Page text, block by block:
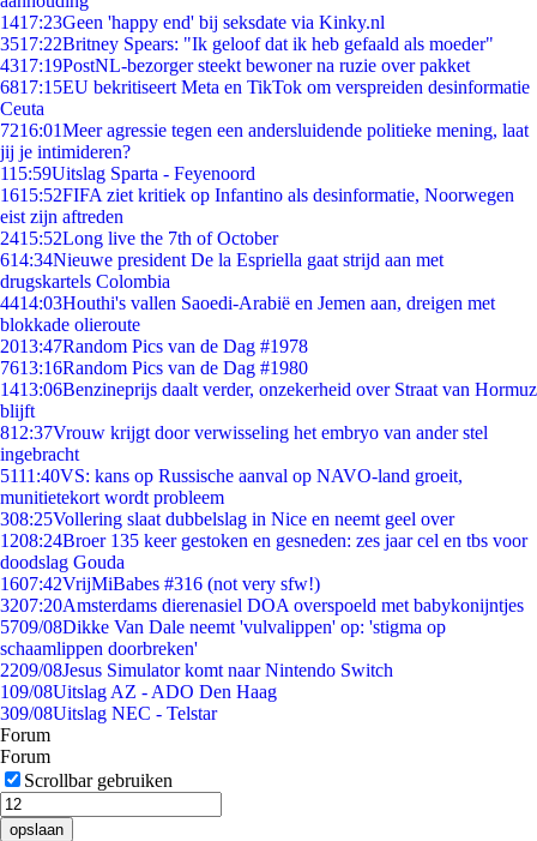
1417:23Geen 'happy end' bij seksdate via Kinky.nl
3517:22Britney Spears: "Ik geloof dat ik heb gefaald als moeder"
4317:19PostNL-bezorger steekt bewoner na ruzie over pakket
6817:15EU bekritiseert Meta en TikTok om verspreiden desinformatie
Ceuta
7216:01Meer agressie tegen een andersluidende politieke mening, laat
jij je intimideren?
115:59Uitslag Sparta - Feyenoord
1615:52FIFA ziet kritiek op Infantino als desinformatie, Noorwegen
eist zijn aftreden
2415:52Long live the 7th of October
614:34Nieuwe president De la Espriella gaat strijd aan met
drugskartels Colombia
4414:03Houthi's vallen Saoedi-Arabië en Jemen aan, dreigen met
blokkade olieroute
2013:47Random Pics van de Dag #1978
7613:16Random Pics van de Dag #1980
1413:06Benzineprijs daalt verder, onzekerheid over Straat van Hormuz
blijft
812:37Vrouw krijgt door verwisseling het embryo van ander stel
ingebracht
5111:40VS: kans op Russische aanval op NAVO-land groeit,
munitietekort wordt probleem
308:25Vollering slaat dubbelslag in Nice en neemt geel over
1208:24Broer 135 keer gestoken en gesneden: zes jaar cel en tbs voor
doodslag Gouda
1607:42VrijMiBabes #316 (not very sfw!)
3207:20Amsterdams dierenasiel DOA overspoeld met babykonijntjes
5709/08Dikke Van Dale neemt 'vulvalippen' op: 'stigma op
schaamlippen doorbreken'
2209/08Jesus Simulator komt naar Nintendo Switch
109/08Uitslag AZ - ADO Den Haag
309/08Uitslag NEC - Telstar
Forum
Forum
Scrollbar gebruiken
opslaan